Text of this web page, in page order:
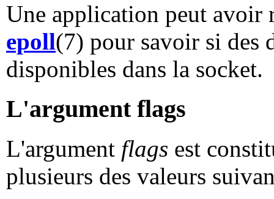
Une application peut avoir
epoll(7) pour savoir si des
disponibles dans la socket.
L'argument flags
L'argument flags est
plusieurs des valeurs